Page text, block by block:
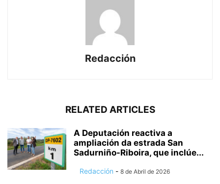
Redacción
RELATED ARTICLES
A Deputación reactiva a
ampliación da estrada San
Sadurniño-Riboira, que inclúe...
Redacción - 8 de Abril de 2026